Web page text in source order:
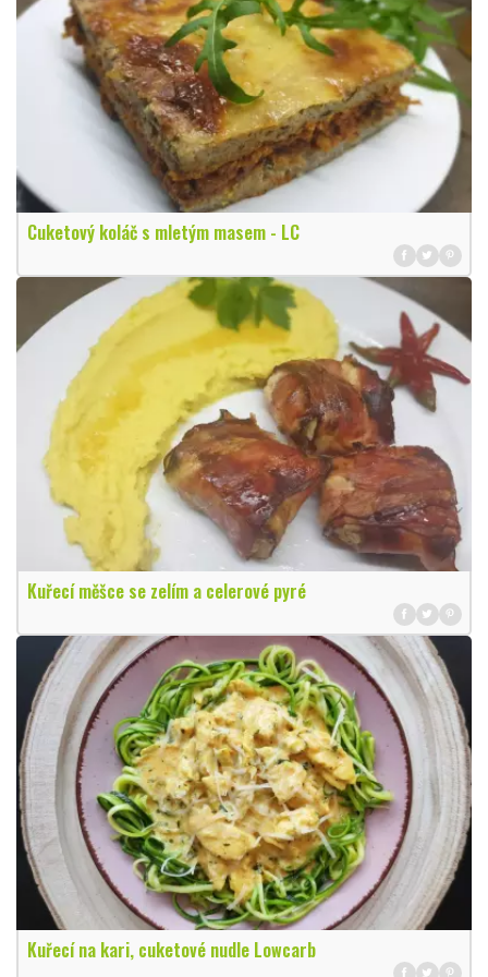
Cuketový koláč s mletým masem - LC
Kuřecí měšce se zelím a celerové pyré
Kuřecí na kari, cuketové nudle Lowcarb